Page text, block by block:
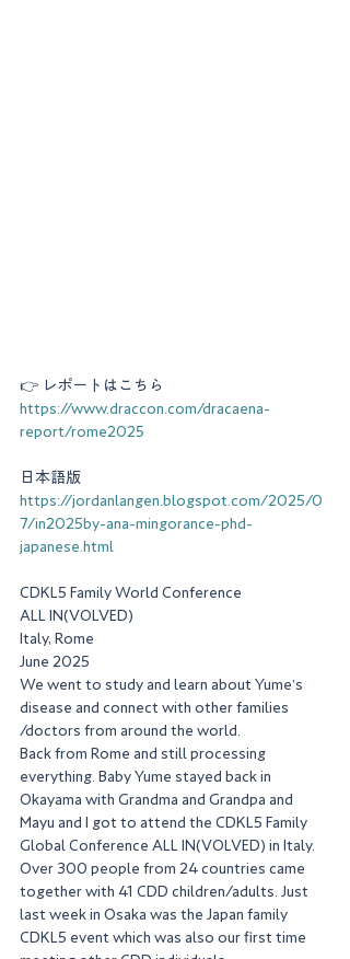
👉 レポートはこちら
https://www.draccon.com/dracaena-
report/rome2025
日本語版
https://jordanlangen.blogspot.com/2025/0
7/in2025by-ana-mingorance-phd-
japanese.html
CDKL5 Family World Conference
ALL IN(VOLVED)
Italy, Rome
June 2025
We went to study and learn about Yume’s
disease and connect with other families
/doctors from around the world.
Back from Rome and still processing
everything. Baby Yume stayed back in
Okayama with Grandma and Grandpa and
Mayu and I got to attend the CDKL5 Family
Global Conference ALL IN(VOLVED) in Italy.
Over 300 people from 24 countries came
together with 41 CDD children/adults. Just
last week in Osaka was the Japan family
CDKL5 event which was also our first time